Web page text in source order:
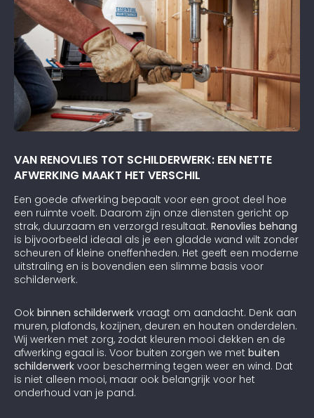
VAN RENOVLIES TOT SCHILDERWERK: EEN NETTE
AFWERKING MAAKT HET VERSCHIL
Een goede afwerking bepaalt voor een groot deel hoe
een ruimte voelt. Daarom zijn onze diensten gericht op
strak, duurzaam en verzorgd resultaat. Renovlies behang
is bijvoorbeeld ideaal als je een gladde wand wilt zonder
scheuren of kleine oneffenheden. Het geeft een moderne
uitstraling en is bovendien een slimme basis voor
schilderwerk.
Ook binnen schilderwerk vraagt om aandacht. Denk aan
muren, plafonds, kozijnen, deuren en houten onderdelen.
Wij werken met zorg, zodat kleuren mooi dekken en de
afwerking egaal is. Voor buiten zorgen we met buiten
schilderwerk voor bescherming tegen weer en wind. Dat
is niet alleen mooi, maar ook belangrijk voor het
onderhoud van je pand.